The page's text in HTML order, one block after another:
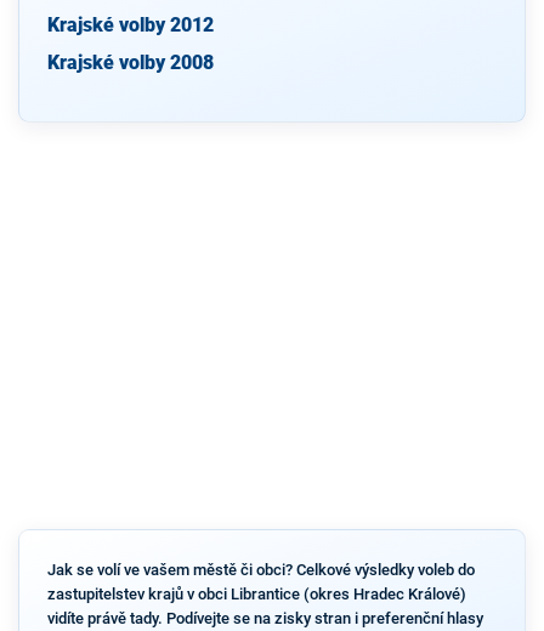
Krajské volby 2012
Krajské volby 2008
Jak se volí ve vašem městě či obci? Celkové výsledky voleb do
zastupitelstev krajů v obci Librantice (okres Hradec Králové)
vidíte právě tady. Podívejte se na zisky stran i preferenční hlasy